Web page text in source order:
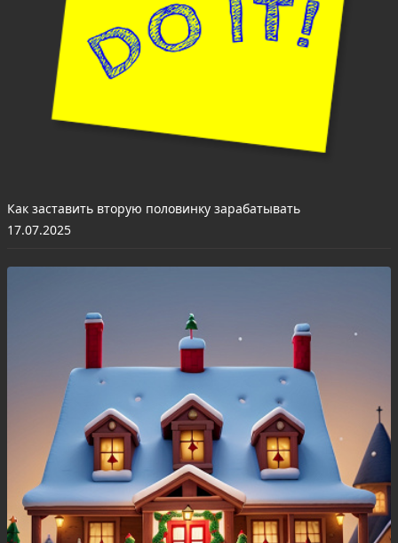
Как заставить вторую половинку зарабатывать
17.07.2025